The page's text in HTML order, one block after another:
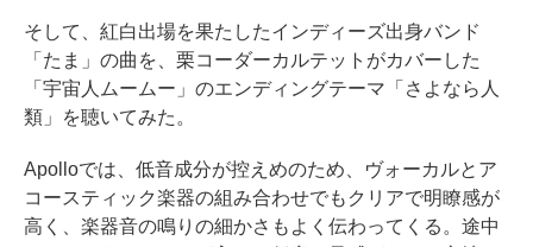
そして、紅白出場を果たしたインディーズ出身バンド
「たま」の曲を、栗コーダーカルテットがカバーした
「宇宙人ムームー」のエンディングテーマ「さよなら人
類」を聴いてみた。
Apolloでは、低音成分が控えめのため、ヴォーカルとア
コースティック楽器の組み合わせでもクリアで明瞭感が
高く、楽器音の鳴りの細かさもよく伝わってくる。途中